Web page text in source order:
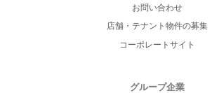
お問い合わせ
店舗・テナント物件の募集
コーポレートサイト
グループ企業